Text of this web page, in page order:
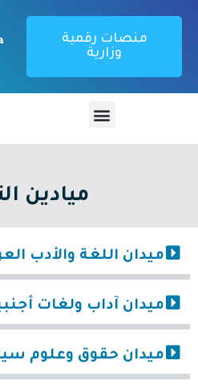
منصات رقمية
وزارية
ميادين
ميدان اللغة والأدب
ميدان آداب ولغات
ميدان حقوق وعلوم